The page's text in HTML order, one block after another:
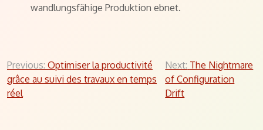
wandlungsfähige Produktion ebnet.
Post
navigation
Previous: Optimiser la productivité
grâce au suivi des travaux en temps
réel
Next: The Nightmare
of Configuration
Drift